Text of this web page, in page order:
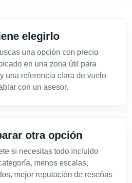
elegirlo
una opción con precio
en una zona útil para
una referencia clara de vuelo
con un asesor.
otra opción
si necesitas todo incluido
menos escalas,
mejor reputación de reseñas